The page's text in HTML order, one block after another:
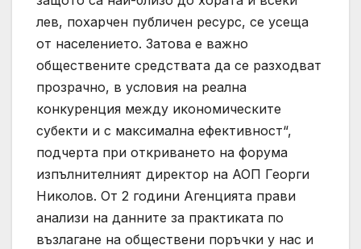
лев, похарчен публичен ресурс, се усеща
от населението. Затова е важно
обществените средствата да се разходват
прозрачно, в условия на реална
конкуренция между икономическите
субекти и с максимална ефективност“,
подчерта при откриването на форума
изпълнителният директор на АОП Георги
Николов. От 2 години Агенцията прави
анализи на данните за практиката по
възлагане на обществени поръчки у нас и